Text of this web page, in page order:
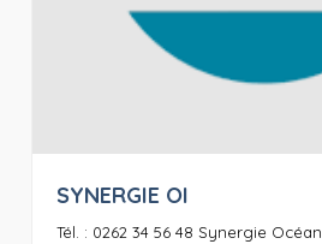
SYNERGIE OI
Tél. : 0262 34 56 48 Synergie